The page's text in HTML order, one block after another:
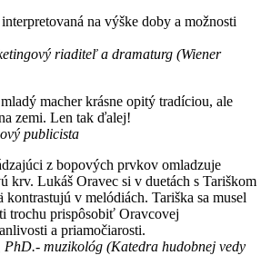
na výške doby a možnosti
riaditeľ a dramaturg (Wiener
macher krásne opitý tradíciou, ale
zemi. Len tak ďalej!
publicista
z bopových prvkov omladzuje
krv. Lukáš Oravec si v duetách s Tariškom
kontrastujú v melódiách. Tariška sa musel
trochu prispôsobiť Oravcovej
a priamočiarosti.
PhD.- muzikológ (Katedra hudobnej vedy